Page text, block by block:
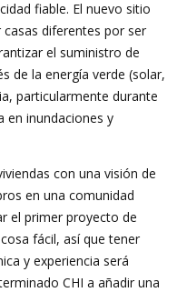
fiable. El nuevo sitio
diferentes por ser
el suministro de
de la energía verde (solar,
particularmente durante
en inundaciones y
con una visión de
en una comunidad
el primer proyecto de
fácil, así que tener
y experiencia será
CHI a añadir una